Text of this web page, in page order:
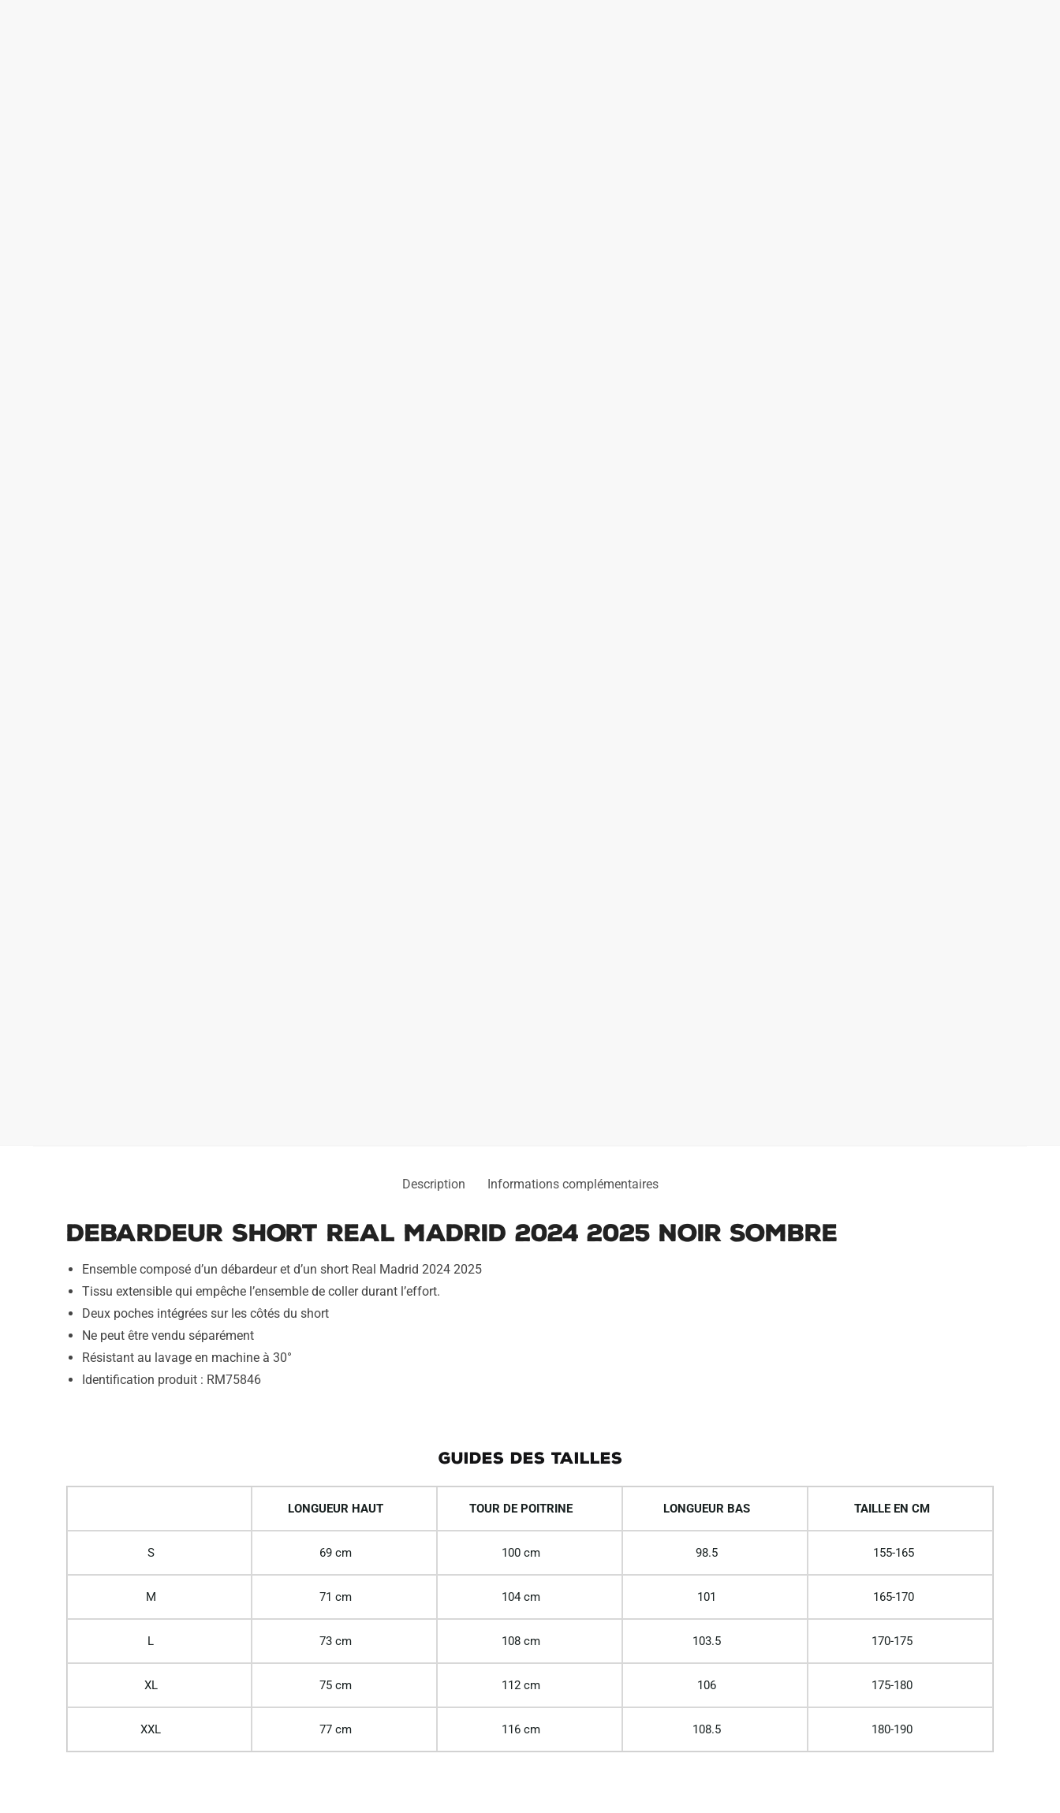
Description Informations complémentaires
Debardeur Short Real Madrid 2024 2025 Noir Sombre
Ensemble composé d’un débardeur et d’un short Real Madrid 2024 2025
Tissu extensible qui empêche l’ensemble de coller durant l’effort.
Deux poches intégrées sur les côtés du short
Ne peut être vendu séparément
Résistant au lavage en machine à 30°
Identification produit : RM75846
GUIDES DES TAILLES
LONGUEUR HAUT TOUR DE POITRINE LONGUEUR BAS TAILLE EN CM
S 69 cm 100 cm 98.5 155-165
M 71 cm 104 cm 101 165-170
L 73 cm 108 cm 103.5 170-175
XL 75 cm 112 cm 106 175-180
XXL 77 cm 116 cm 108.5 180-190